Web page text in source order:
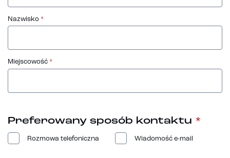
Nazwisko *
Miejscowość *
Preferowany sposób kontaktu *
Rozmowa telefoniczna Wiadomość e-mail